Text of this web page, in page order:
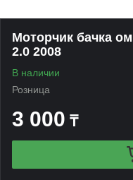
Моторчик бачка
2.0 2008
В наличии
Розница
3 000 ₸